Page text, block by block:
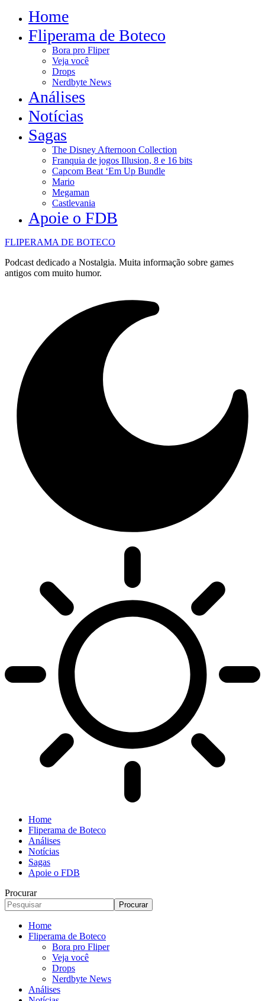
Home
Fliperama de Boteco
Bora pro Fliper
Veja você
Drops
Nerdbyte News
Análises
Notícias
Sagas
The Disney Afternoon Collection
Franquia de jogos Illusion, 8 e 16 bits
Capcom Beat ‘Em Up Bundle
Mario
Megaman
Castlevania
Apoie o FDB
FLIPERAMA DE BOTECO
Podcast dedicado a Nostalgia. Muita informação sobre games
antigos com muito humor.
Home
Fliperama de Boteco
Análises
Notícias
Sagas
Apoie o FDB
Procurar
Home
Fliperama de Boteco
Bora pro Fliper
Veja você
Drops
Nerdbyte News
Análises